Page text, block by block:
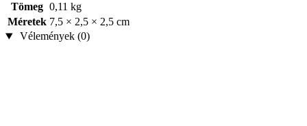
Tömeg 0,11 kg
Méretek 7,5 × 2,5 × 2,5 cm
Vélemények (0)